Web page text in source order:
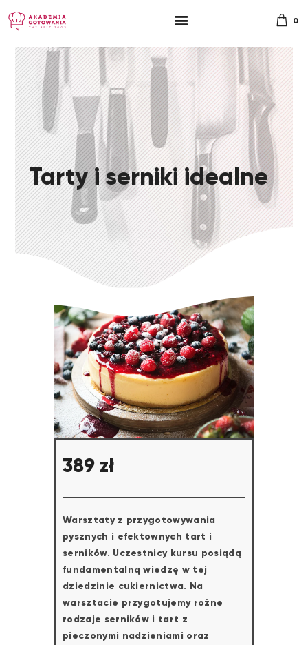
0
Tarty i serniki idealne
389 zł
Warsztaty z przygotowywania
pysznych i efektownych tart i
serników. Uczestnicy kursu posiądą
fundamentalną wiedzę w tej
dziedzinie cukiernictwa. Na
warsztacie przygotujemy rożne
rodzaje serników i tart z
pieczonymi nadzieniami oraz